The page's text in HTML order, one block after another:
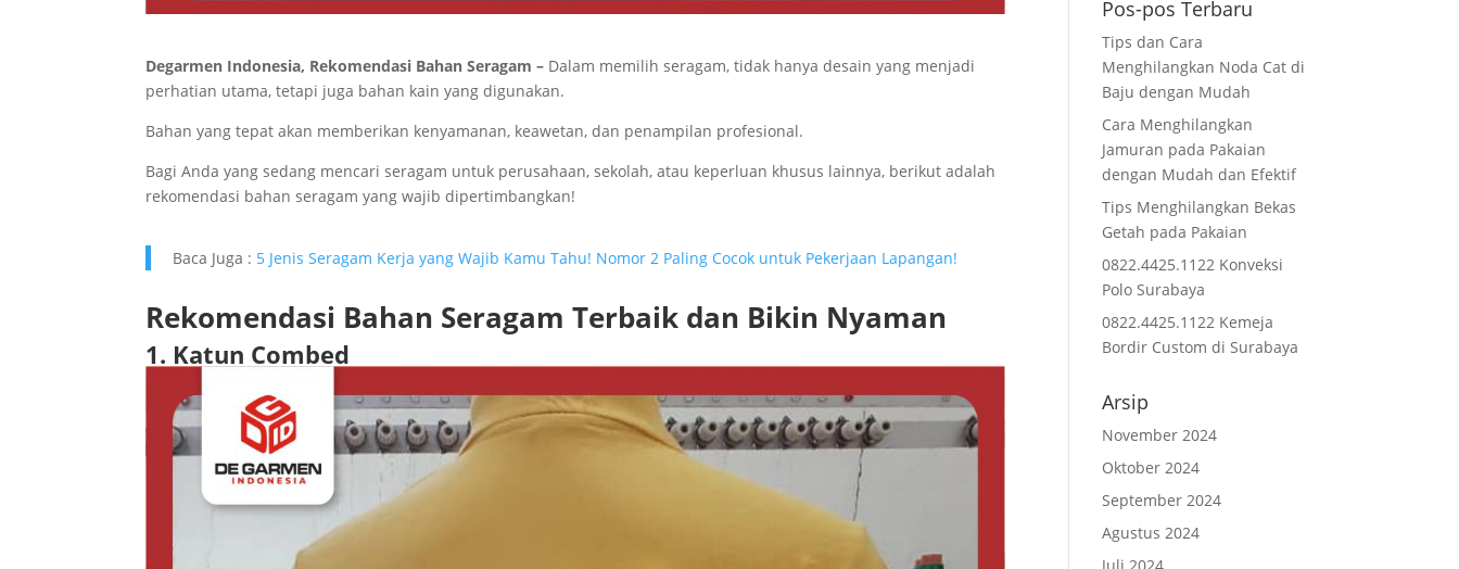
Degarmen Indonesia, Rekomendasi Bahan Seragam – Dalam memilih seragam, tidak hanya desain yang menjadi
perhatian utama, tetapi juga bahan kain yang digunakan.
Bahan yang tepat akan memberikan kenyamanan, keawetan, dan penampilan profesional.
Bagi Anda yang sedang mencari seragam untuk perusahaan, sekolah, atau keperluan khusus lainnya, berikut adalah
rekomendasi bahan seragam yang wajib dipertimbangkan!
Baca Juga : 5 Jenis Seragam Kerja yang Wajib Kamu Tahu! Nomor 2 Paling Cocok untuk Pekerjaan Lapangan!
Rekomendasi Bahan Seragam Terbaik dan Bikin Nyaman
1. Katun Combed
Pos-pos Terbaru
Tips dan Cara
Menghilangkan Noda Cat di
Baju dengan Mudah
Cara Menghilangkan
Jamuran pada Pakaian
dengan Mudah dan Efektif
Tips Menghilangkan Bekas
Getah pada Pakaian
0822.4425.1122 Konveksi
Polo Surabaya
0822.4425.1122 Kemeja
Bordir Custom di Surabaya
Arsip
November 2024
Oktober 2024
September 2024
Agustus 2024